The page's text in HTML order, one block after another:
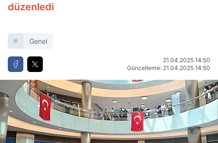
düzenledi
Genel
21.04.2025 14:50
Güncelleme: 21.04.2025 14:50